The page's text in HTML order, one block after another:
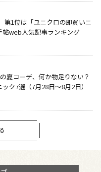
第1位は「ユニクロの即買いニ
帖web人気記事ランキング
夏コーデ、何か物足りない？
ク7選（7月28日～8月2日）